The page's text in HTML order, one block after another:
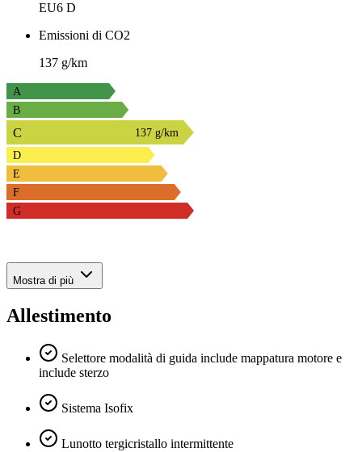
EU6 D
Emissioni di CO2
137 g/km
A
B
C
137 g/km
D
E
F
G
Mostra di più
Allestimento
Selettore modalità di guida include mappatura motore e
include sterzo
Sistema Isofix
Lunotto tergicristallo intermittente